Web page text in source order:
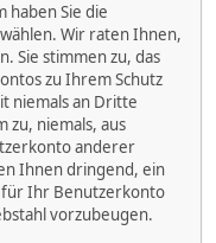
haben Sie die
Wir raten Ihnen,
Sie stimmen zu, das
zu Ihrem Schutz
niemals an Dritte
zu, niemals, aus
anderer
Ihnen dringend, ein
für Ihr Benutzerkonto
vorzubeugen.